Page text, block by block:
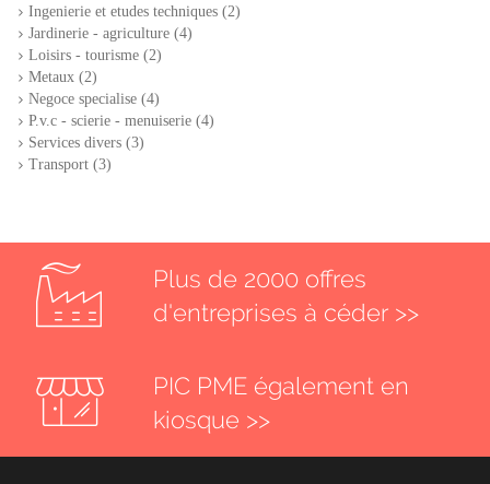
Ingenierie et etudes techniques (2)
Jardinerie - agriculture (4)
Loisirs - tourisme (2)
Metaux (2)
Negoce specialise (4)
P.v.c - scierie - menuiserie (4)
Services divers (3)
Transport (3)
Plus de 2000 offres
d'entreprises à céder >>
PIC PME également en
kiosque >>